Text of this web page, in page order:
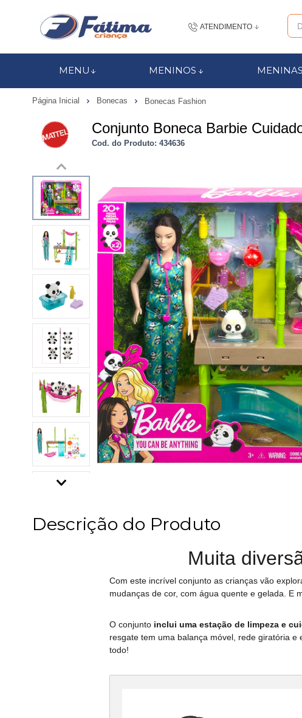
ATENDIMENTO
MENU MENINOS MENINAS
Página Inicial Bonecas Bonecas Fashion
Conjunto Boneca Barbie
Cod. do Produto: 434636
Descrição do Produto
Muita
Com este incrível conjunto as crianças vão
mudanças de cor, com água quente e gelada. E
O conjunto inclui uma estação de limpeza e
resgate tem uma balança móvel, rede giratória
todo!